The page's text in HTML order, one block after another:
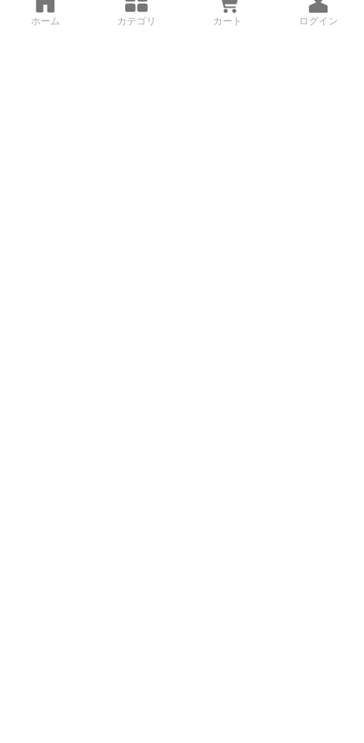
ホーム カテゴリ カート ログイン